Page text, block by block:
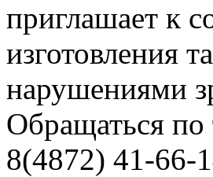
приглашает к
изготовления
нарушениями
Обращаться по
8(4872) 41-66-